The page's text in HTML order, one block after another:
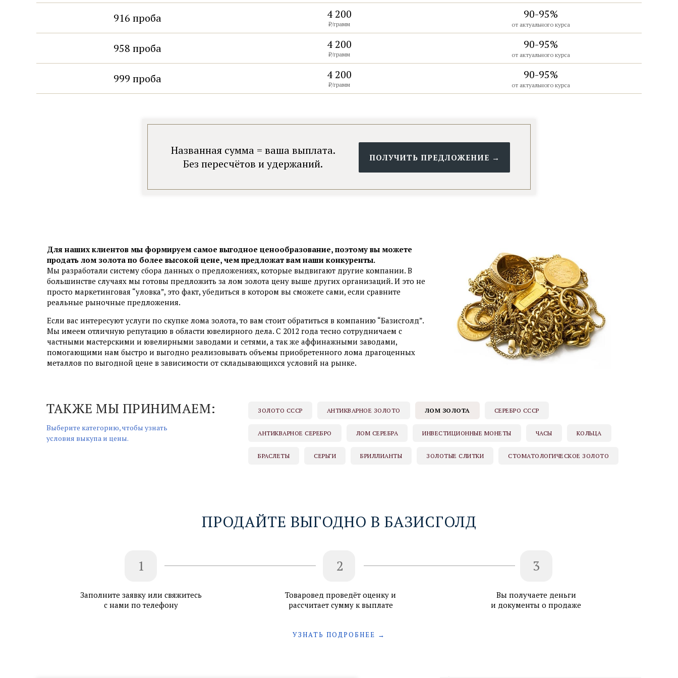
8 800 775-85-27
916 проба 4 200 90-95%
₽/грамм от актуального курса
958 проба 4 200 90-95%
₽/грамм от актуального курса
999 проба 4 200 90-95%
₽/грамм от актуального курса
ПОЛУЧИТЬ ПРЕДЛОЖЕНИЕ →
Названная сумма = ваша выплата.
Без пересчётов и удержаний.
Для наших клиентов мы формируем самое выгодное ценообразование, поэтому вы можете
продать лом золота по более высокой цене, чем предложат вам наши конкуренты.
Мы разработали систему сбора данных о предложениях, которые выдвигают другие компании. В
большинстве случаях мы готовы предложить за лом золота цену выше других организаций. И это не
просто маркетинговая “уловка”, это факт, убедиться в котором вы сможете сами, если сравните
реальные рыночные предложения.
Если вас интересуют услуги по скупке лома золота, то вам стоит обратиться в компанию “Базисголд”.
Мы имеем отличную репутацию в области ювелирного дела. С 2012 года тесно сотрудничаем с
частными мастерскими и ювелирными заводами и сетями, а так же аффинажными заводами,
помогающими нам быстро и выгодно реализовывать объемы приобретенного лома драгоценных
металлов по выгодной цене в зависимости от складывающихся условий на рынке.
ТАКЖЕ МЫ ПРИНИМАЕМ:
Выберите категорию, чтобы узнать
условия выкупа и цены.
ЗОЛОТО СССР АНТИКВАРНОЕ ЗОЛОТО ЛОМ ЗОЛОТА СЕРЕБРО СССР
АНТИКВАРНОЕ СЕРЕБРО ЛОМ СЕРЕБРА ИНВЕСТИЦИОННЫЕ МОНЕТЫ ЧАСЫ КОЛЬЦА
БРАСЛЕТЫ СЕРЬГИ БРИЛЛИАНТЫ ЗОЛОТЫЕ СЛИТКИ СТОМАТОЛОГИЧЕСКОЕ ЗОЛОТО
Заполните заявку или свяжитесь
с нами по телефону
1 2 3
Товаровед проведёт оценку и
рассчитает сумму к выплате
Вы получаете деньги
и документы о продаже
УЗНАТЬ ПОДРОБНЕЕ →
ПРОДАЙТЕ ВЫГОДНО В БАЗИСГОЛД